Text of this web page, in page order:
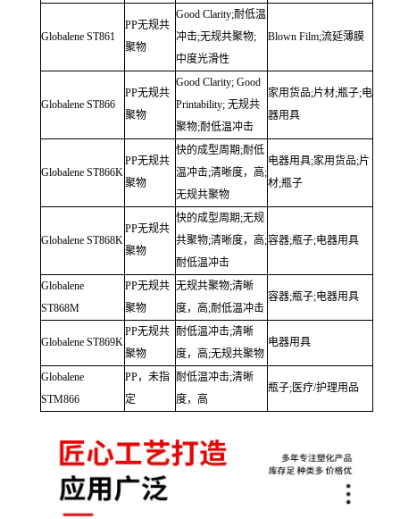
Globalene ST861
PP无规共
聚物
Good Clarity;耐低温
冲击;无规共聚物;
中度光滑性
Blown Film;流延薄膜
Globalene ST866
PP无规共
聚物
Good Clarity; Good
Printability; 无规共
聚物;耐低温冲击
家用货品;片材;瓶子;电
器用具
Globalene ST866K
PP无规共
聚物
快的成型周期;耐低
温冲击;清晰度，高;
无规共聚物
电器用具;家用货品;片
材;瓶子
Globalene ST868K
PP无规共
聚物
快的成型周期;无规
共聚物;清晰度，高;
耐低温冲击
容器;瓶子;电器用具
Globalene
ST868M
PP无规共
聚物
无规共聚物;清晰
度，高;耐低温冲击
容器;瓶子;电器用具
Globalene ST869K
PP无规共
聚物
耐低温冲击;清晰
度，高;无规共聚物
电器用具
Globalene
STM866
PP，未指
定
耐低温冲击;清晰
度，高
瓶子;医疗/护理用品